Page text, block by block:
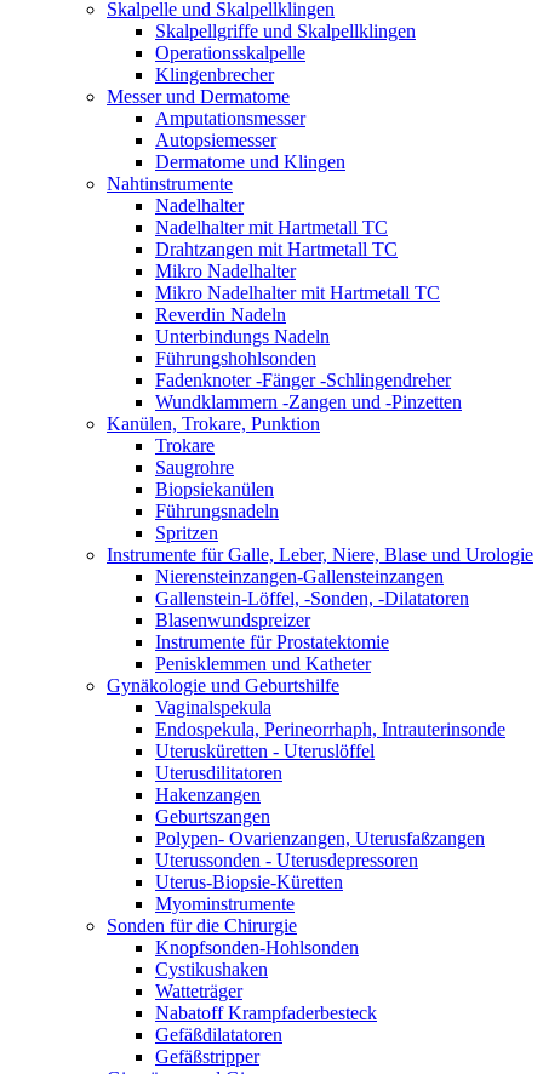
Skalpelle und Skalpellklingen
Skalpellgriffe und Skalpellklingen
Operationsskalpelle
Klingenbrecher
Messer und Dermatome
Amputationsmesser
Autopsiemesser
Dermatome und Klingen
Nahtinstrumente
Nadelhalter
Nadelhalter mit Hartmetall TC
Drahtzangen mit Hartmetall TC
Mikro Nadelhalter
Mikro Nadelhalter mit Hartmetall TC
Reverdin Nadeln
Unterbindungs Nadeln
Führungshohlsonden
Fadenknoter -Fänger -Schlingendreher
Wundklammern -Zangen und -Pinzetten
Kanülen, Trokare, Punktion
Trokare
Saugrohre
Biopsiekanülen
Führungsnadeln
Spritzen
Instrumente für Galle, Leber, Niere, Blase und Urologie
Nierensteinzangen-Gallensteinzangen
Gallenstein-Löffel, -Sonden, -Dilatatoren
Blasenwundspreizer
Instrumente für Prostatektomie
Penisklemmen und Katheter
Gynäkologie und Geburtshilfe
Vaginalspekula
Endospekula, Perineorrhaph, Intrauterinsonde
Uterusküretten - Uteruslöffel
Uterusdilitatoren
Hakenzangen
Geburtszangen
Polypen- Ovarienzangen, Uterusfaßzangen
Uterussonden - Uterusdepressoren
Uterus-Biopsie-Küretten
Myominstrumente
Sonden für die Chirurgie
Knopfsonden-Hohlsonden
Cystikushaken
Watteträger
Nabatoff Krampfaderbesteck
Gefäßdilatatoren
Gefäßstripper